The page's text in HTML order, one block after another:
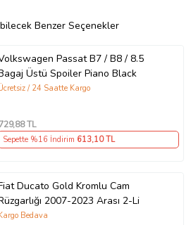
Benzer Seçenekler
Passat B7 / B8 / 8.5
Üstü Spoiler Piano Black
/ 24 Saatte Kargo
729,88 TL
Sepette %16 İndirim 613,10 TL
Ducato Gold Kromlu Cam
2007-2023 Arası 2-Li
Bedava